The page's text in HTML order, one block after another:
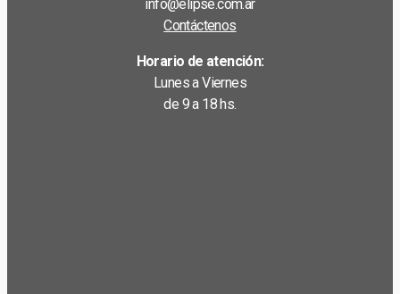
info@elipse.com.ar
Contáctenos
Horario de atención:
Lunes a Viernes
de 9 a 18 hs.